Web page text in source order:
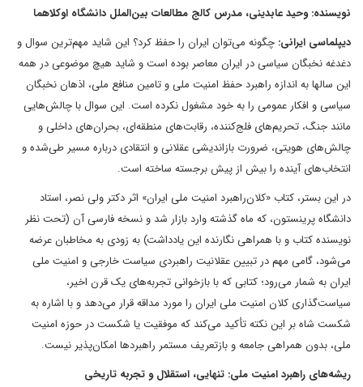
نویسنده: وحید عابدینی،‌ مدرس کالج مطالعات بین‌الملل دانشگاه اوکلاهما
دیپلماسی ایرانی: چگونه می‌توان ایران را حفظ کرد؟‌ این شاید مهم‌ترین سوال و
دغدغه نخبگان سیاسی در ایران معاصر بوده است و شاید هیچ موضوعی در همه
این سالها به اندازه راهبرد حفظ امنیت ملی و تامین منافع ملی، اذهان نخبگان
سیاسی و افکار عمومی را به خود مشغول نکرده است. این سوال با چالش‌هایی
مانند جنگ،‌ تحریم‌های فلج‌کننده، رقابت‌های منطقه‌ای، بحران‌های داخلی و
چالش‌های هویتی، ضرورت بازاندیشی عقلانی و انتقادی درباره مسیر طی‌شده و
انتخاب‌های آینده را بیش از پیش برجسته ساخته است.
در این بستر، کتاب «کلان‌راهبرد امنیت ملی ایران» اثر دکتر ولی نصر، استاد
دانشگاه پرینستون، که ماه گذشته وارد بازار شد و نسخه فارسی آن (تحت نظر
نویسنده کتاب و با همراهی نگارنده این یادداشت) به زودی به مخاطبان عرضه
می‌شود، گامی مهم در تبیین عقلانیت راهبردی سیاست خارجی و امنیت ملی
ایران به شمار می‌رود؛ کتابی که با بازخوانی تجربه‌های یک قرن اخیر،
سیاست‌گذاری کلان امنیت ملی ایران را مورد مداقه قرار می‌دهد و با اشاره به
شکست شاه بر این نکته تأکید می‌کند که موفقیت یا شکست در حوزه امنیت
ملی، بدون همراهی جامعه و بازتعریف مستمر راهبردها امکان‌پذیر نیست.
ریشه‌های راهبرد امنیت ملی: تنهایی، استقلال و تجربه تاریخی